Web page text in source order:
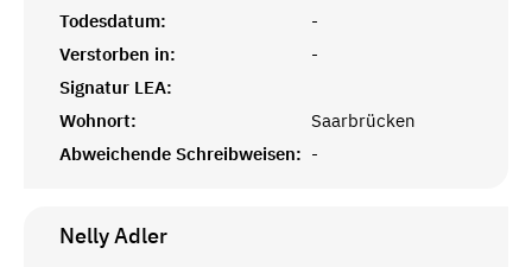
Todesdatum:
-
Verstorben in:
-
Signatur LEA:
Wohnort:
Saarbrücken
Abweichende Schreibweisen: -
NellyAdler